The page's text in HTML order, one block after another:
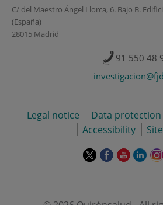
C/ del Maestro Ángel Llorca, 6. Bajo B.
(España)
28015 Madrid
91 550 48
Legal notice Data protection
Accessibility
This
in
This
in
This
in
This
in